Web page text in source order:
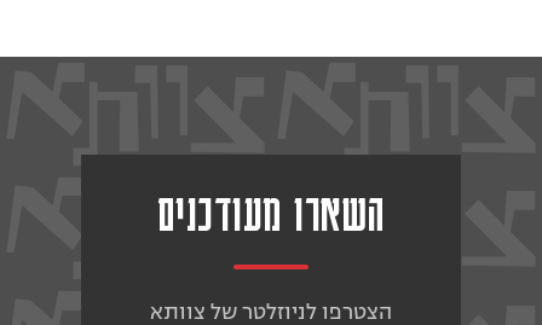
השארו מעודכנים
הצטרפו לניוזלטר של צוותא